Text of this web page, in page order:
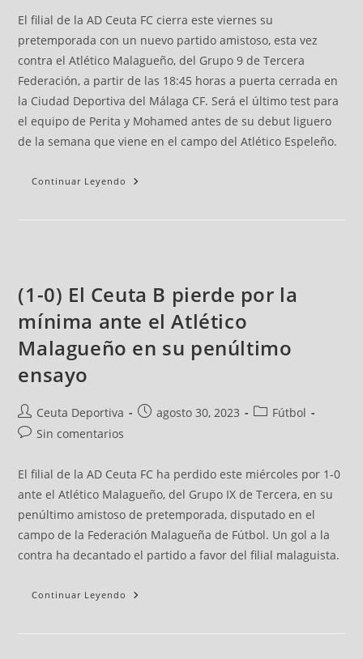
El filial de la AD Ceuta FC cierra este viernes su
pretemporada con un nuevo partido amistoso, esta vez
contra el Atlético Malagueño, del Grupo 9 de Tercera
Federación, a partir de las 18:45 horas a puerta cerrada en
la Ciudad Deportiva del Málaga CF. Será el último test para
el equipo de Perita y Mohamed antes de su debut liguero
de la semana que viene en el campo del Atlético Espeleño.
Continuar Leyendo
(1-0) El Ceuta B pierde por la
mínima ante el Atlético
Malagueño en su penúltimo
ensayo
Ceuta Deportiva agosto 30, 2023
Fútbol
Sin comentarios
El filial de la AD Ceuta FC ha perdido este miércoles por 1-0
ante el Atlético Malagueño, del Grupo IX de Tercera, en su
penúltimo amistoso de pretemporada, disputado en el
campo de la Federación Malagueña de Fútbol. Un gol a la
contra ha decantado el partido a favor del filial malaguista.
Continuar Leyendo